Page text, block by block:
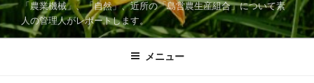
「農業機械」、「自然」、近所の「島営農生産組合」について素
人の管理人がレポートします。
メニュー